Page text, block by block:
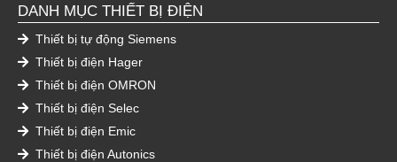
DANH MỤC THIẾT BỊ ĐIỆN
Thiết bị tự động Siemens
Thiết bị điện Hager
Thiết bị điện OMRON
Thiết bị điện Selec
Thiết bị điện Emic
Thiết bị điện Autonics